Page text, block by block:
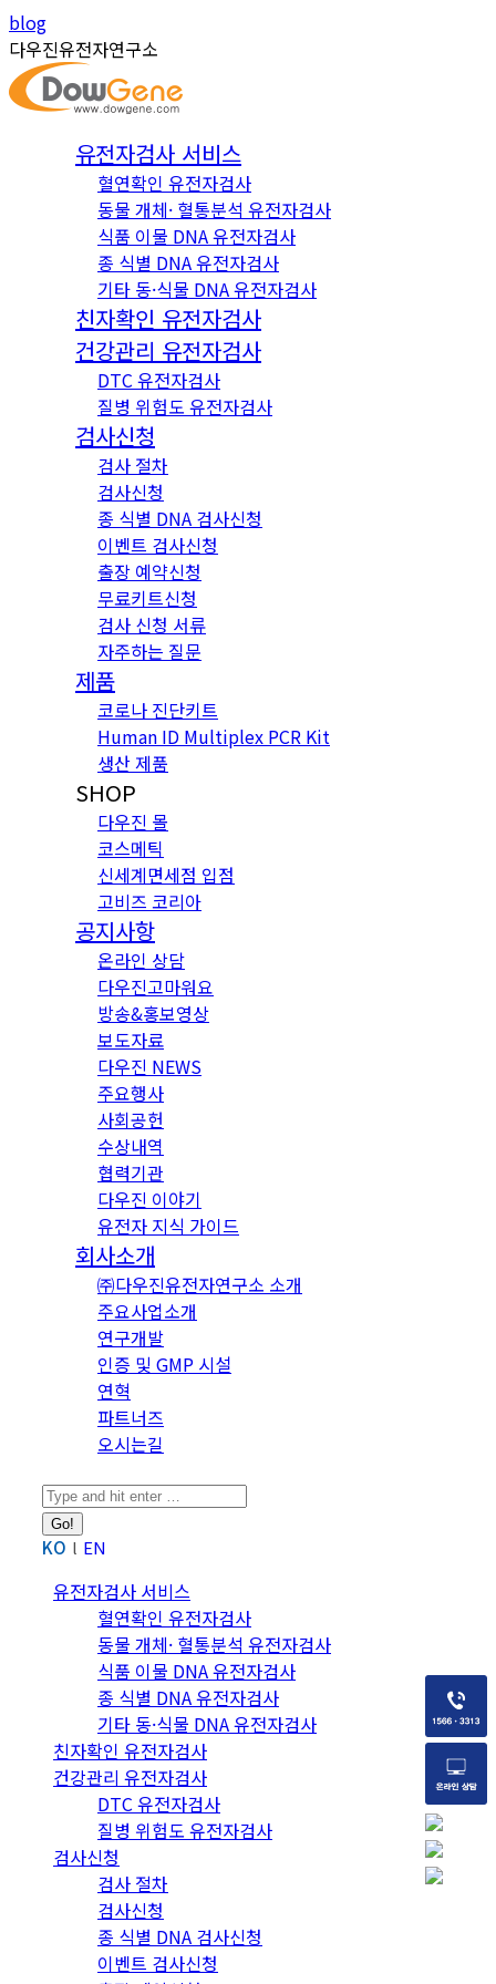
Skip
to
content
Instagram
page
opens
in
YouTube
page
opens
in
blog
다우진유전자연구소
유전자검사 서비스
혈연확인 유전자검사
동물 개체· 혈통분석 유전자검사
식품 이물 DNA 유전자검사
종 식별 DNA 유전자검사
기타 동·식물 DNA 유전자검사
친자확인 유전자검사
건강관리 유전자검사
DTC 유전자검사
질병 위험도 유전자검사
검사신청
검사 절차
검사신청
종 식별 DNA 검사신청
이벤트 검사신청
출장 예약신청
무료키트신청
검사 신청 서류
자주하는 질문
제품
코로나 진단키트
Human ID Multiplex PCR Kit
생산 제품
SHOP
다우진 몰
코스메틱
신세계면세점 입점
고비즈 코리아
공지사항
온라인 상담
다우진고마워요
방송&홍보영상
보도자료
다우진 NEWS
주요행사
사회공헌
수상내역
협력기관
다우진 이야기
유전자 지식 가이드
회사소개
㈜다우진유전자연구소 소개
주요사업소개
연구개발
인증 및 GMP 시설
연혁
파트너즈
오시는길
Search:
KO EN
유전자검사 서비스
혈연확인 유전자검사
동물 개체· 혈통분석 유전자검사
식품 이물 DNA 유전자검사
종 식별 DNA 유전자검사
기타 동·식물 DNA 유전자검사
친자확인 유전자검사
건강관리 유전자검사
DTC 유전자검사
질병 위험도 유전자검사
검사신청
검사 절차
검사신청
종 식별 DNA 검사신청
이벤트 검사신청